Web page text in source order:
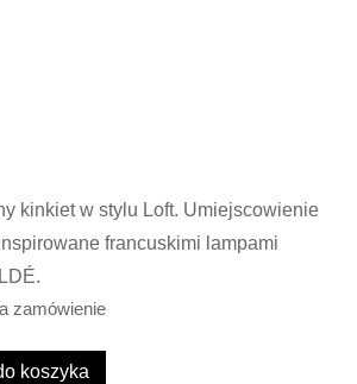
kinkiet w stylu Loft. Umiejscowienie
francuskimi lampami
zamówienie
koszyka